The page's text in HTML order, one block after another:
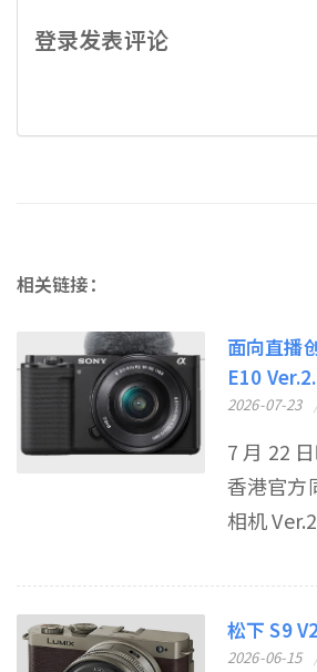
登录发表评论
相关链接：
面向直播
E10
2026-07-23
7 月 22
香港官方
相机
松下 S9
2026-06-15